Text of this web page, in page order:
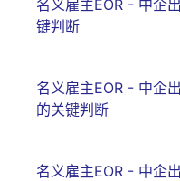
名义雇主EOR - 中企
键判断
名义雇主EOR - 中企
的关键判断
名义雇主EOR - 中企